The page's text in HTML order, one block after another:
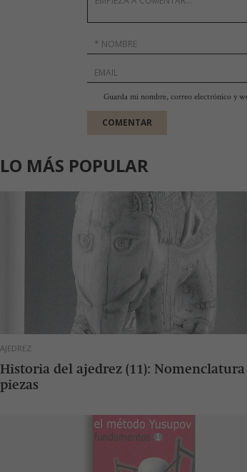
Guarda mi nombre, correo electrónico y
LO MÁS POPULAR
AJEDREZ
Historia del ajedrez (11): Nomenclatura
piezas